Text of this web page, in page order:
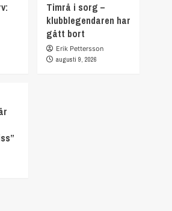
Timrå i sorg –
klubblegendaren har
gått bort
Erik Pettersson
augusti 9, 2026